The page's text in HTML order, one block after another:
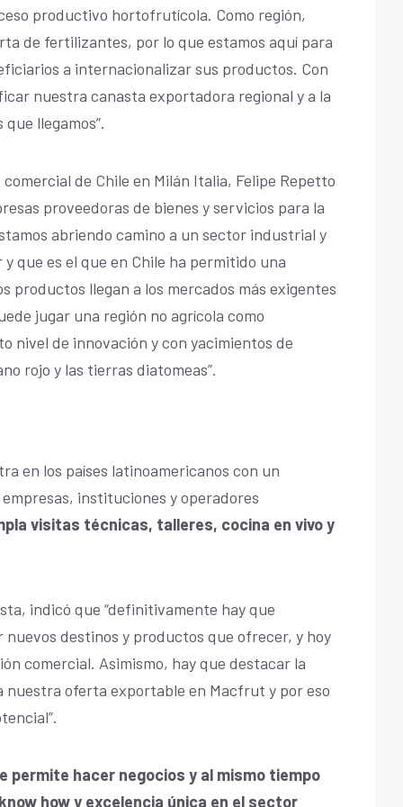
productivo hortofrutícola. Como región,
de fertilizantes, por lo que estamos aquí para
a internacionalizar sus productos. Con
nuestra canasta exportadora regional y a la
llegamos”.
de Chile en Milán Italia, Felipe Repetto
proveedoras de bienes y servicios para la
abriendo camino a un sector industrial y
que es el que en Chile ha permitido una
productos llegan a los mercados más exigentes
jugar una región no agrícola como
nivel de innovación y con yacimientos de
rojo y las tierras diatomeas”.
en los países latinoamericanos con un
instituciones y operadores
visitas técnicas, talleres, cocina en vivo y
indicó que “definitivamente hay que
destinos y productos que ofrecer, y hoy
comercial. Asimismo, hay que destacar la
nuestra oferta exportable en Macfrut y por eso
permite hacer negocios y al mismo tiempo
how y excelencia única en el sector